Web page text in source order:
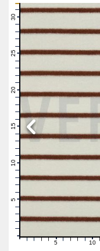
2
5
8
11
14
16
17
20
21
23
25
26
28
29
31
1 2 3 4 6 7 89 11